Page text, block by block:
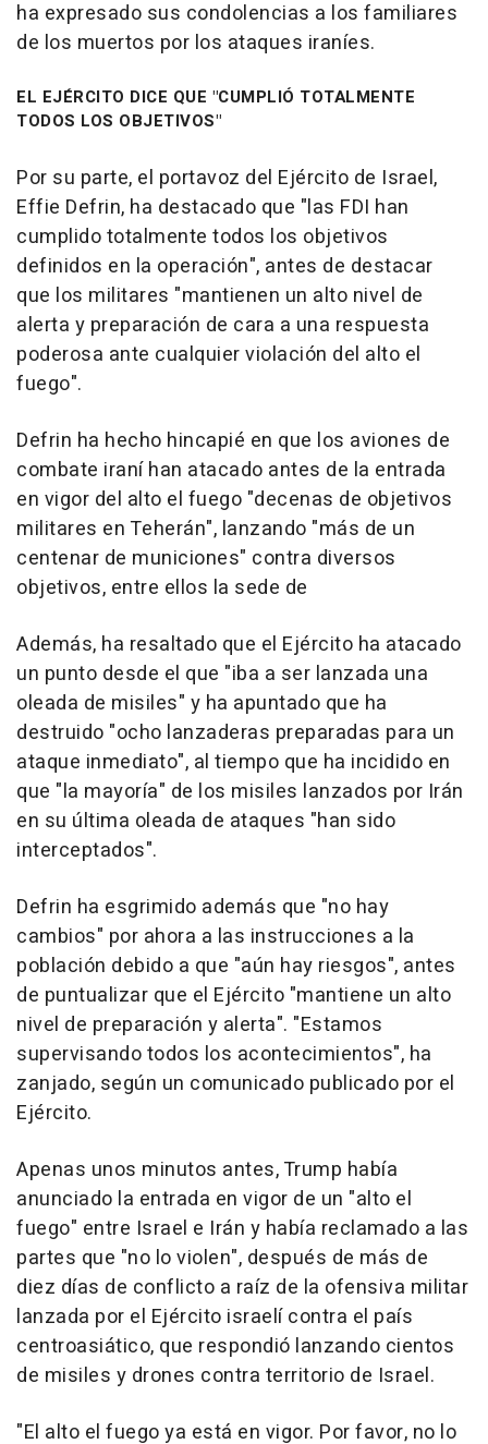
ha expresado sus condolencias a los familiares
de los muertos por los ataques iraníes.
EL EJÉRCITO DICE QUE "CUMPLIÓ TOTALMENTE
TODOS LOS OBJETIVOS"
Por su parte, el portavoz del Ejército de Israel,
Effie Defrin, ha destacado que "las FDI han
cumplido totalmente todos los objetivos
definidos en la operación", antes de destacar
que los militares "mantienen un alto nivel de
alerta y preparación de cara a una respuesta
poderosa ante cualquier violación del alto el
fuego".
Defrin ha hecho hincapié en que los aviones de
combate iraní han atacado antes de la entrada
en vigor del alto el fuego "decenas de objetivos
militares en Teherán", lanzando "más de un
centenar de municiones" contra diversos
objetivos, entre ellos la sede de
Además, ha resaltado que el Ejército ha atacado
un punto desde el que "iba a ser lanzada una
oleada de misiles" y ha apuntado que ha
destruido "ocho lanzaderas preparadas para un
ataque inmediato", al tiempo que ha incidido en
que "la mayoría" de los misiles lanzados por Irán
en su última oleada de ataques "han sido
interceptados".
Defrin ha esgrimido además que "no hay
cambios" por ahora a las instrucciones a la
población debido a que "aún hay riesgos", antes
de puntualizar que el Ejército "mantiene un alto
nivel de preparación y alerta". "Estamos
supervisando todos los acontecimientos", ha
zanjado, según un comunicado publicado por el
Ejército.
Apenas unos minutos antes, Trump había
anunciado la entrada en vigor de un "alto el
fuego" entre Israel e Irán y había reclamado a las
partes que "no lo violen", después de más de
diez días de conflicto a raíz de la ofensiva militar
lanzada por el Ejército israelí contra el país
centroasiático, que respondió lanzando cientos
de misiles y drones contra territorio de Israel.
"El alto el fuego ya está en vigor. Por favor, no lo